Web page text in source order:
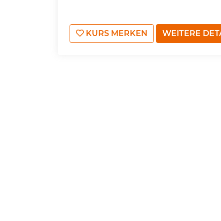
KURS MERKEN WEITERE